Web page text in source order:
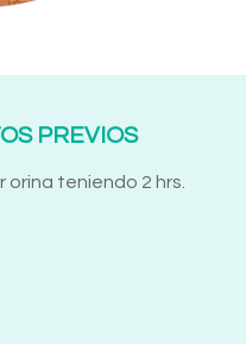
PREVIOS
orina teniendo 2 hrs.